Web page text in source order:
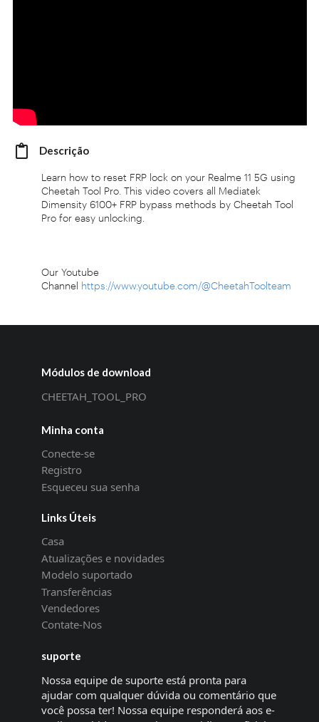
Descrição
Learn how to reset FRP lock on your Realme 11 5G using
Cheetah Tool Pro. This video covers all Mediatek
Dimensity 6100+ FRP bypass methods by Cheetah Tool
Pro for easy unlocking.
Our Youtube
Channel https://www.youtube.com/@CheetahToolteam
Módulos de download
CHEETAH_TOOL_PRO
Minha conta
Conecte-se
Registro
Esqueceu sua senha
Links Úteis
Casa
Atualizações e novidades
Modelo suportado
Transferências
Vendedores
Contate-Nos
suporte
Nossa equipe de suporte está pronta para
ajudar com qualquer dúvida ou comentário que
você possa ter! Nossa equipe responderá aos e-